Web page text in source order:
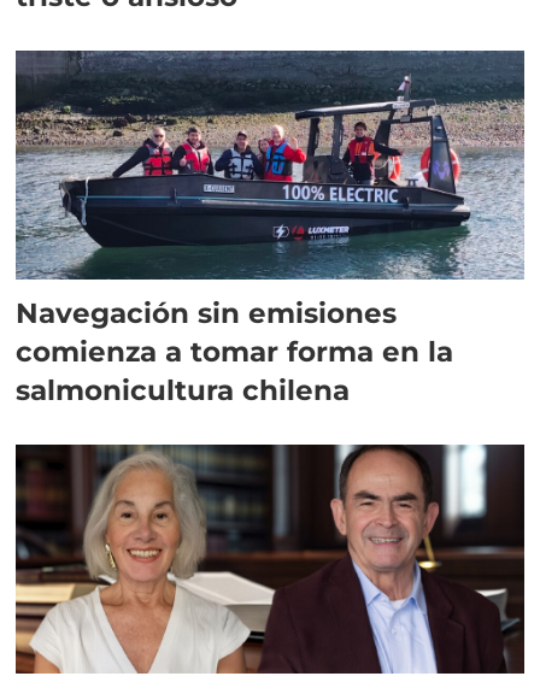
Navegación sin emisiones
comienza a tomar forma en la
salmonicultura chilena